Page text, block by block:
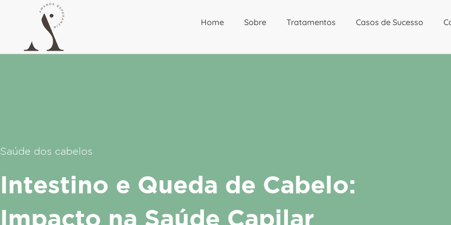
conteúdo
Home Sobre Tratamentos Casos de Sucesso
Saúde dos cabelos
Intestino e Queda de Cabelo:
Impacto na Saúde Capilar